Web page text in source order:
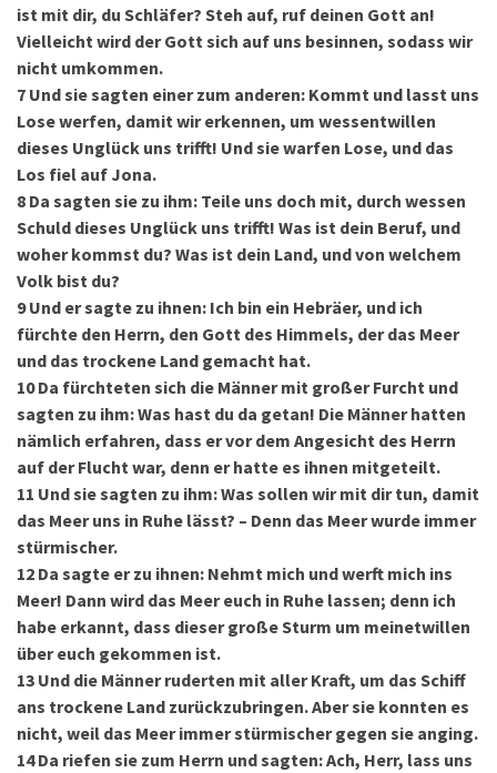
ist mit dir, du Schläfer? Steh auf, ruf deinen Gott an!
Vielleicht wird der Gott sich auf uns besinnen, sodass wir
nicht umkommen.
7 Und sie sagten einer zum anderen: Kommt und lasst uns
Lose werfen, damit wir erkennen, um wessentwillen
dieses Unglück uns trifft! Und sie warfen Lose, und das
Los fiel auf Jona.
8 Da sagten sie zu ihm: Teile uns doch mit, durch wessen
Schuld dieses Unglück uns trifft! Was ist dein Beruf, und
woher kommst du? Was ist dein Land, und von welchem
Volk bist du?
9 Und er sagte zu ihnen: Ich bin ein Hebräer, und ich
fürchte den Herrn, den Gott des Himmels, der das Meer
und das trockene Land gemacht hat.
10 Da fürchteten sich die Männer mit großer Furcht und
sagten zu ihm: Was hast du da getan! Die Männer hatten
nämlich erfahren, dass er vor dem Angesicht des Herrn
auf der Flucht war, denn er hatte es ihnen mitgeteilt.
11 Und sie sagten zu ihm: Was sollen wir mit dir tun, damit
das Meer uns in Ruhe lässt? – Denn das Meer wurde immer
stürmischer.
12 Da sagte er zu ihnen: Nehmt mich und werft mich ins
Meer! Dann wird das Meer euch in Ruhe lassen; denn ich
habe erkannt, dass dieser große Sturm um meinetwillen
über euch gekommen ist.
13 Und die Männer ruderten mit aller Kraft, um das Schiff
ans trockene Land zurückzubringen. Aber sie konnten es
nicht, weil das Meer immer stürmischer gegen sie anging.
14 Da riefen sie zum Herrn und sagten: Ach, Herr, lass uns